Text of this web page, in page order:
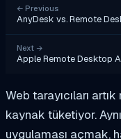
← Previous
AnyDesk vs. Remote
Next →
Apple Remote Desktop
Web tarayıcıları
kaynak tüketiyor.
uygulaması açmak,